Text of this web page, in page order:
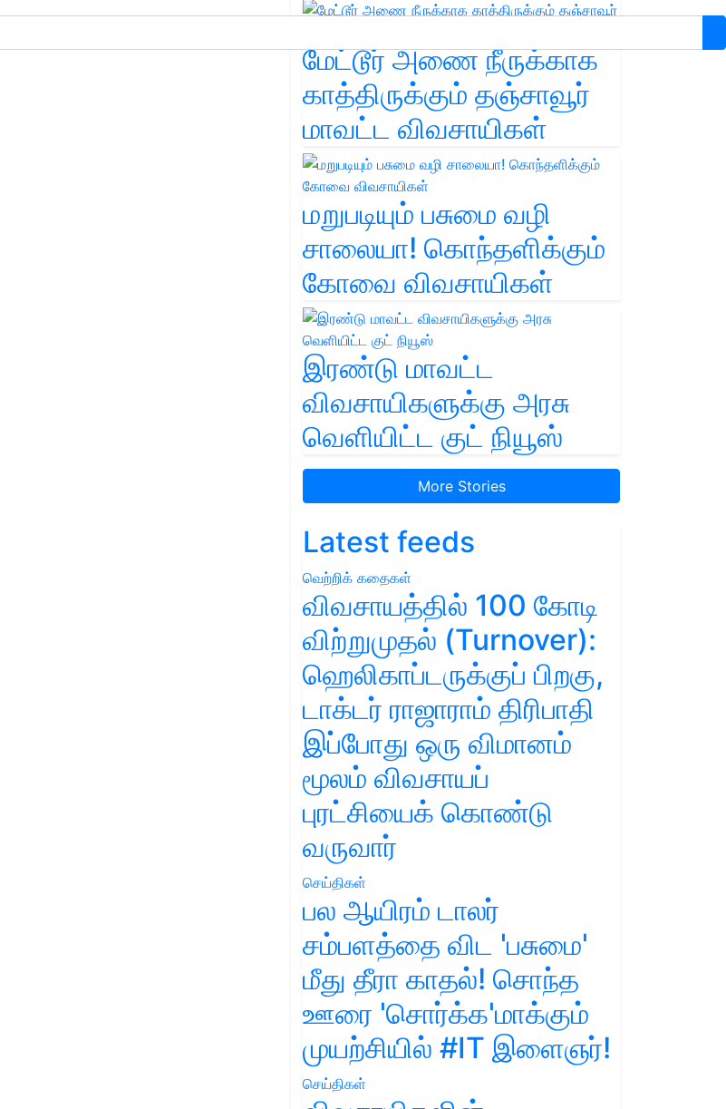
மேட்டூர் அணை நீருக்காக
காத்திருக்கும் தஞ்சாவூர்
மாவட்ட விவசாயிகள்
மறுபடியும் பசுமை வழி
சாலையா! கொந்தளிக்கும்
கோவை விவசாயிகள்
இரண்டு மாவட்ட
விவசாயிகளுக்கு அரசு
வெளியிட்ட குட் நியூஸ்
More Stories
Latest feeds
வெற்றிக் கதைகள்
விவசாயத்தில் 100 கோடி
விற்றுமுதல் (Turnover):
ஹெலிகாப்டருக்குப் பிறகு,
டாக்டர் ராஜாராம் திரிபாதி
இப்போது ஒரு விமானம்
மூலம் விவசாயப்
புரட்சியைக் கொண்டு
வருவார்
செய்திகள்
பல ஆயிரம் டாலர்
சம்பளத்தை விட 'பசுமை'
மீது தீரா காதல்! சொந்த
ஊரை 'சொர்க்க'மாக்கும்
முயற்சியில் #IT இளைஞர்!
செய்திகள்